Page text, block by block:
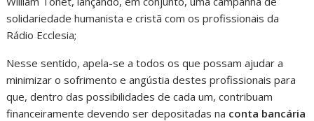
solidariedade humanista e cristã com os profissionais da
Rádio Ecclesia;
Nesse sentido, apela-se a todos os que possam ajudar a
minimizar o sofrimento e angústia destes profissionais para
que, dentro das possibilidades de cada um, contribuam
financeiramente devendo ser depositadas na conta bancária